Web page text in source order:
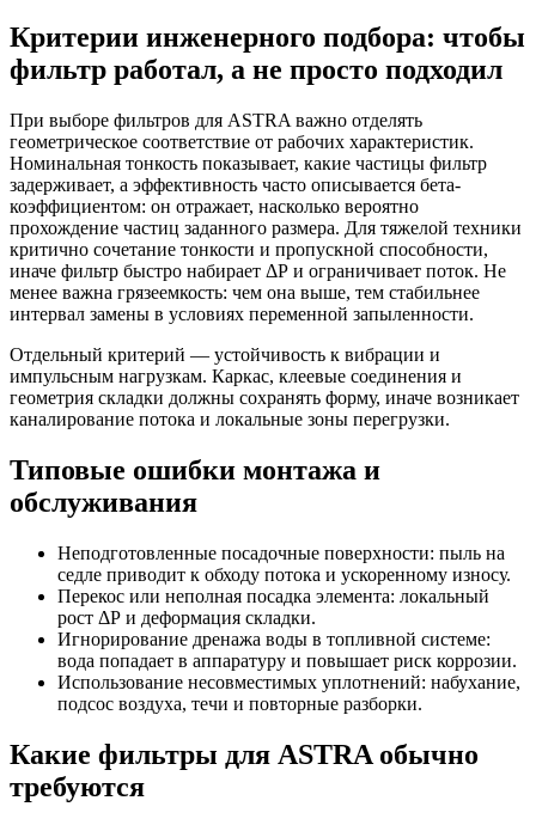
Критерии инженерного подбора: чтобы
фильтр работал, а не просто подходил
При выборе фильтров для ASTRA важно отделять
геометрическое соответствие от рабочих характеристик.
Номинальная тонкость показывает, какие частицы фильтр
задерживает, а эффективность часто описывается бета-
коэффициентом: он отражает, насколько вероятно
прохождение частиц заданного размера. Для тяжелой техники
критично сочетание тонкости и пропускной способности,
иначе фильтр быстро набирает ΔР и ограничивает поток. Не
менее важна грязеемкость: чем она выше, тем стабильнее
интервал замены в условиях переменной запыленности.
Отдельный критерий — устойчивость к вибрации и
импульсным нагрузкам. Каркас, клеевые соединения и
геометрия складки должны сохранять форму, иначе возникает
каналирование потока и локальные зоны перегрузки.
Типовые ошибки монтажа и
обслуживания
Неподготовленные посадочные поверхности: пыль на
седле приводит к обходу потока и ускоренному износу.
Перекос или неполная посадка элемента: локальный
рост ΔР и деформация складки.
Игнорирование дренажа воды в топливной системе:
вода попадает в аппаратуру и повышает риск коррозии.
Использование несовместимых уплотнений: набухание,
подсос воздуха, течи и повторные разборки.
Какие фильтры для ASTRA обычно
требуются